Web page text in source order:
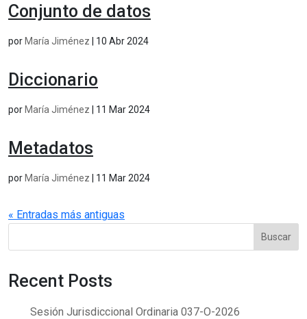
Conjunto de datos
por María Jiménez 10 Abr 2024
Diccionario
por María Jiménez 11 Mar 2024
Metadatos
por María Jiménez 11 Mar 2024
« Entradas más antiguas
Buscar
Recent Posts
Sesión Jurisdiccional Ordinaria 037-O-2026